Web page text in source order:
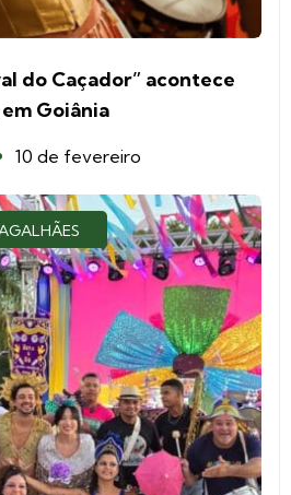
do Caçador” acontece
Goiânia
10 de fevereiro